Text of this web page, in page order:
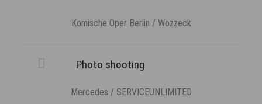
Komische Oper Berlin / Wozzeck
Photo shooting
Mercedes / SERVICEUNLIMITED